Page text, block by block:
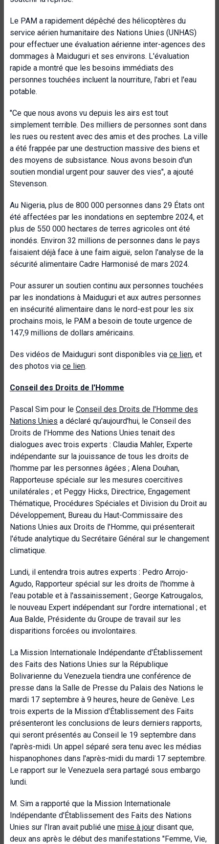
Le PAM a rapidement dépêché des hélicoptères du
service aérien humanitaire des Nations Unies (UNHAS)
pour effectuer une évaluation aérienne inter-agences des
dommages à Maiduguri et ses environs. L'évaluation
rapide a montré que les besoins immédiats des
personnes touchées incluent la nourriture, l'abri et l'eau
potable.
"Ce que nous avons vu depuis les airs est tout
simplement terrible. Des milliers de personnes sont dans
les rues ou restent avec des amis et des proches. La ville
a été frappée par une destruction massive des biens et
des moyens de subsistance. Nous avons besoin d'un
soutien mondial urgent pour sauver des vies", a ajouté
Stevenson.
Au Nigeria, plus de 800 000 personnes dans 29 États ont
été affectées par les inondations en septembre 2024, et
plus de 550 000 hectares de terres agricoles ont été
inondés. Environ 32 millions de personnes dans le pays
faisaient déjà face à une faim aiguë, selon l'analyse de la
sécurité alimentaire Cadre Harmonisé de mars 2024.
Pour assurer un soutien continu aux personnes touchées
par les inondations à Maiduguri et aux autres personnes
en insécurité alimentaire dans le nord-est pour les six
prochains mois, le PAM a besoin de toute urgence de
147,9 millions de dollars américains.
Des vidéos de Maiduguri sont disponibles via ce lien, et
des photos via ce lien.
Conseil des Droits de l'Homme
Pascal Sim pour le Conseil des Droits de l'Homme des
Nations Unies a déclaré qu'aujourd'hui, le Conseil des
Droits de l'Homme des Nations Unies tenait des
dialogues avec trois experts : Claudia Mahler, Experte
indépendante sur la jouissance de tous les droits de
l'homme par les personnes âgées ; Alena Douhan,
Rapporteuse spéciale sur les mesures coercitives
unilatérales ; et Peggy Hicks, Directrice, Engagement
Thématique, Procédures Spéciales et Division du Droit au
Développement, Bureau du Haut-Commissaire des
Nations Unies aux Droits de l'Homme, qui présenterait
l'étude analytique du Secrétaire Général sur le changement
climatique.
Lundi, il entendra trois autres experts : Pedro Arrojo-
Agudo, Rapporteur spécial sur les droits de l'homme à
l'eau potable et à l'assainissement ; George Katrougalos,
le nouveau Expert indépendant sur l'ordre international ; et
Aua Balde, Présidente du Groupe de travail sur les
disparitions forcées ou involontaires.
La Mission Internationale Indépendante d'Établissement
des Faits des Nations Unies sur la République
Bolivarienne du Venezuela tiendra une conférence de
presse dans la Salle de Presse du Palais des Nations le
mardi 17 septembre à 9 heures, heure de Genève. Les
trois experts de la Mission d'Établissement des Faits
présenteront les conclusions de leurs derniers rapports,
qui seront présentés au Conseil le 19 septembre dans
l'après-midi. Un appel séparé sera tenu avec les médias
hispanophones dans l'après-midi du mardi 17 septembre.
Le rapport sur le Venezuela sera partagé sous embargo
lundi.
M. Sim a rapporté que la Mission Internationale
Indépendante d'Établissement des Faits des Nations
Unies sur l'Iran avait publié une mise à jour disant que,
deux ans après le début des manifestations "Femme, Vie,